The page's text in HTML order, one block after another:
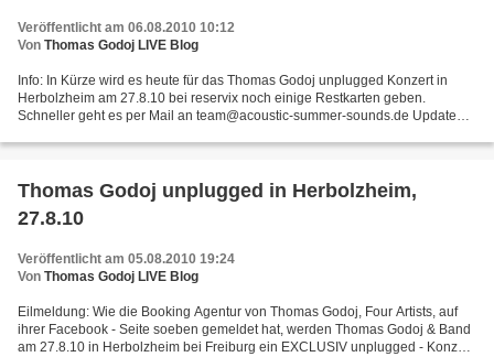
Veröffentlicht am 06.08.2010 10:12
Von Thomas Godoj LIVE Blog
Info: In Kürze wird es heute für das Thomas Godoj unplugged Konzert in
Herbolzheim am 27.8.10 bei reservix noch einige Restkarten geben.
Schneller geht es per Mail an team@acoustic-summer-sounds.de Update
Thomas Godoj unplugged in Herbolzheim,
27.8.10
Veröffentlicht am 05.08.2010 19:24
Von Thomas Godoj LIVE Blog
Eilmeldung: Wie die Booking Agentur von Thomas Godoj, Four Artists, auf
ihrer Facebook - Seite soeben gemeldet hat, werden Thomas Godoj & Band
am 27.8.10 in Herbolzheim bei Freiburg ein EXCLUSIV unplugged - Konzert